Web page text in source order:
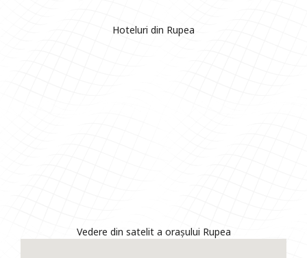
Hoteluri din Rupea
Vedere din satelit a orașului Rupea